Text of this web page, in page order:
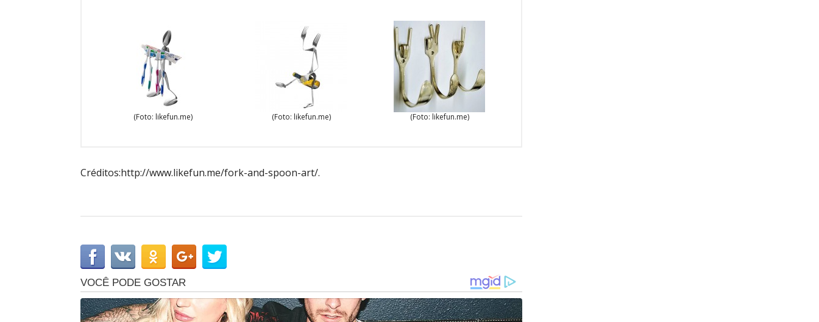
(Foto: likefun.me) (Foto: likefun.me) (Foto: likefun.me)
Créditos:http://www.likefun.me/fork-and-spoon-art/.